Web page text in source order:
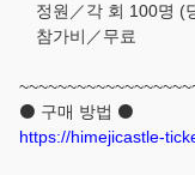
정원／각 회 100명 (
참가비／무료
⚫ 구매 방법 ⚫
https://himejicastle-